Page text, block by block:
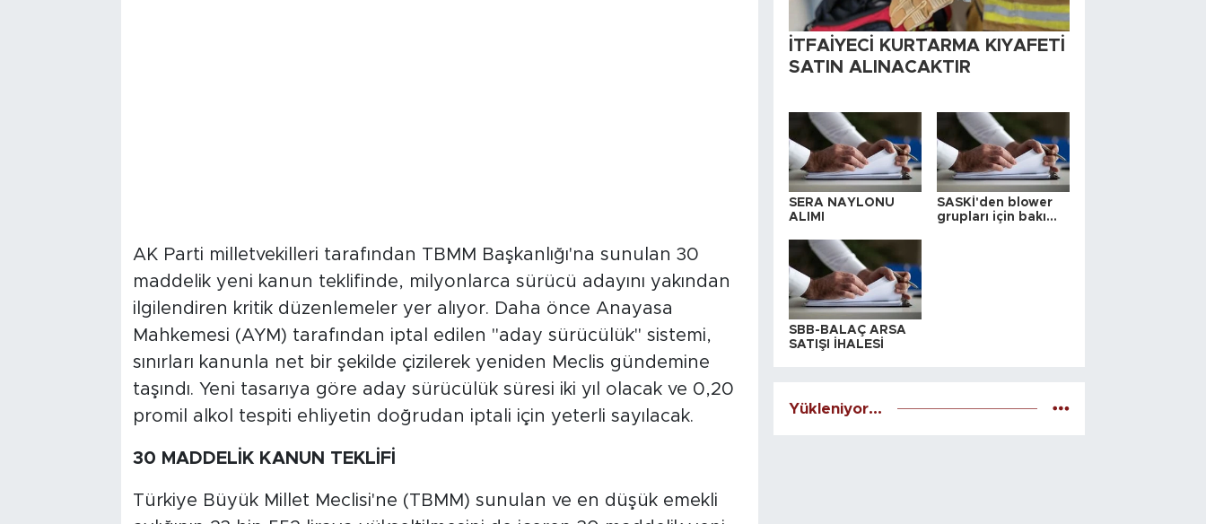
AK Parti milletvekilleri tarafından TBMM Başkanlığı'na sunulan 30
maddelik yeni kanun teklifinde, milyonlarca sürücü adayını yakından
ilgilendiren kritik düzenlemeler yer alıyor. Daha önce Anayasa
Mahkemesi (AYM) tarafından iptal edilen "aday sürücülük" sistemi,
sınırları kanunla net bir şekilde çizilerek yeniden Meclis gündemine
taşındı. Yeni tasarıya göre aday sürücülük süresi iki yıl olacak ve 0,20
promil alkol tespiti ehliyetin doğrudan iptali için yeterli sayılacak.
30 MADDELİK KANUN TEKLİFİ
Türkiye Büyük Millet Meclisi'ne (TBMM) sunulan ve en düşük emekli
İTFAİYECİ KURTARMA KIYAFETİ
SATIN ALINACAKTIR
SERA NAYLONU
ALIMI
SASKİ'den blower
grupları için bakım
SBB-BALAÇ ARSA
SATIŞI İHALESİ
Yükleniyor...